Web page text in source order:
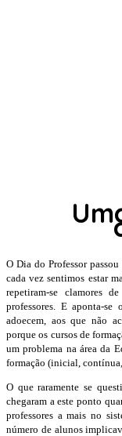
O Dia do Professor
cada vez sentimos estar
repetiram-se clamores
professores. E aponta-
adoecem, aos que não
porque os cursos de
um problema na área da
formação (inicial,
O que raramente se
chegaram a este ponto
professores a mais no
número de alunos